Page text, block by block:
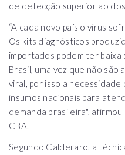
de detecção superior ao
“A cada novo país o vírus
Os kits diagnósticos
importados podem ter
Brasil, uma vez que não
viral, por isso a necessidade
insumos nacionais para
demanda brasileira",
CBA.
Segundo Calderaro, a